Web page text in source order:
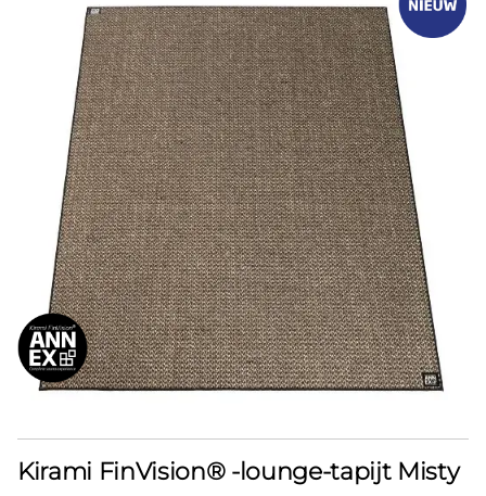
Kirami FinVision® -lounge-tapijt Misty